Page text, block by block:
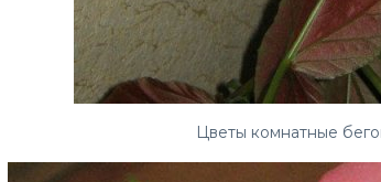
Цветы комнатные